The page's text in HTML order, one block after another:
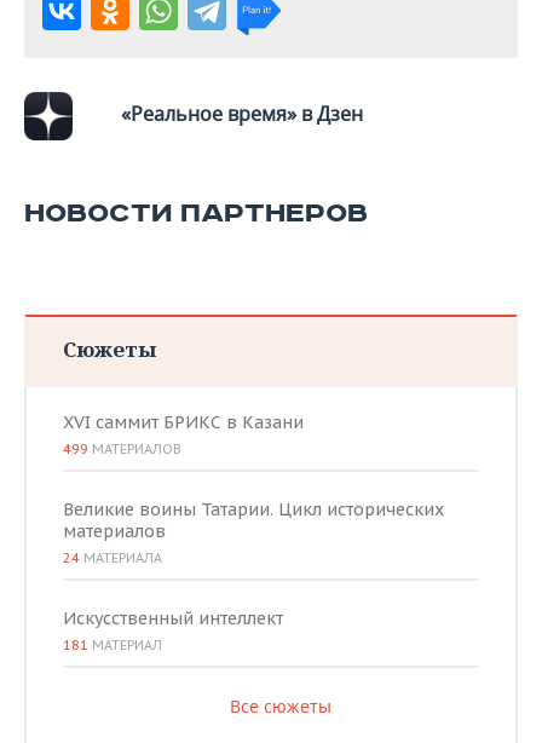
«Реальное время» в Дзен
НОВОСТИ ПАРТНЕРОВ
Сюжеты
XVI саммит БРИКС в Казани
499 МАТЕРИАЛОВ
Великие воины Татарии. Цикл исторических
материалов
24 МАТЕРИАЛА
Искусственный интеллект
181 МАТЕРИАЛ
Все сюжеты